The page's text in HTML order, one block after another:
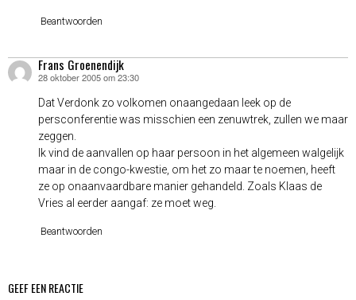
Beantwoorden
Frans Groenendijk
schreef:
28 oktober 2005 om 23:30
Dat Verdonk zo volkomen onaangedaan leek op de
persconferentie was misschien een zenuwtrek, zullen we maar
zeggen.
Ik vind de aanvallen op haar persoon in het algemeen walgelijk
maar in de congo-kwestie, om het zo maar te noemen, heeft
ze op onaanvaardbare manier gehandeld. Zoals Klaas de
Vries al eerder aangaf: ze moet weg.
Beantwoorden
GEEF EEN REACTIE